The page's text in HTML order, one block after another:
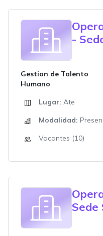
-
Gestion de Talento
Humano
Lugar: Ate
Modalidad:
Vacantes (10)
Sede